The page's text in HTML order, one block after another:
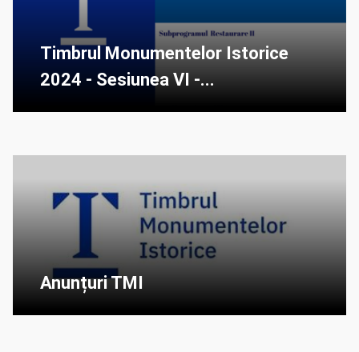
Timbrul Monumentelor Istorice
2024 - Sesiunea VI -...
Anunțuri TMI